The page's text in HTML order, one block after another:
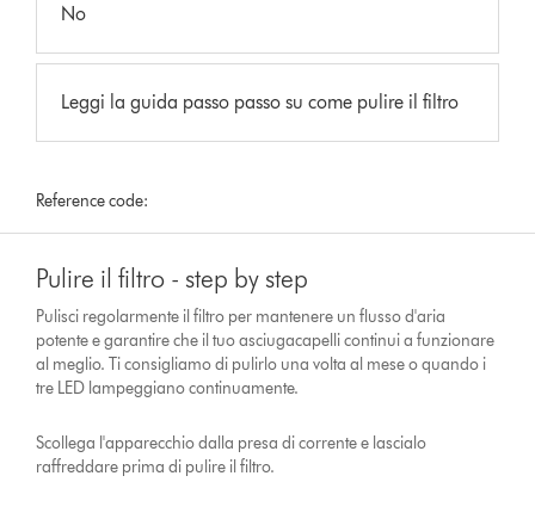
No
Leggi la guida passo passo su come pulire il filtro
Reference code:
Pulire il filtro - step by step
Pulisci regolarmente il filtro per mantenere un flusso d'aria
potente e garantire che il tuo asciugacapelli continui a funzionare
al meglio. Ti consigliamo di pulirlo una volta al mese o quando i
tre LED lampeggiano continuamente.
Scollega l'apparecchio dalla presa di corrente e lascialo
raffreddare prima di pulire il filtro.